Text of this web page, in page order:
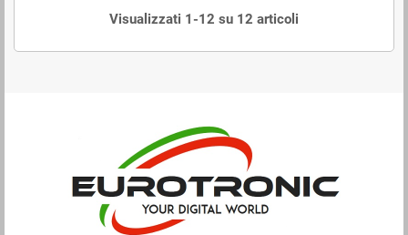
Visualizzati 1-12 su 12 articoli